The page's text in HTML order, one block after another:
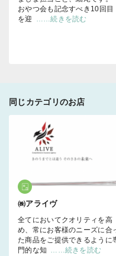
おやつ会も記念すべき10回目
を迎
……続きを読む
同じカテゴリのお店
㈱アライヴ
全てにおいてクオリティを高
め、常にお客様のニーズに合
た商品をご提供できるように
門的な知 ……続きを読む